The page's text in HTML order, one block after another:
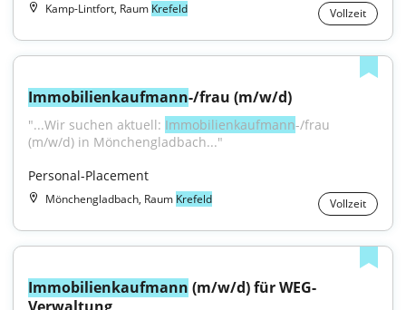
Kamp-Lintfort, Raum Krefeld Vollzeit
Immobilienkaufmann-/frau (m/w/d)
"...Wir suchen aktuell: Immobilienkaufmann-/frau
(m/w/d) in Mönchengladbach..."
Personal-Placement
Mönchengladbach, Raum Krefeld Vollzeit
Immobilienkaufmann (m/w/d) für WEG-